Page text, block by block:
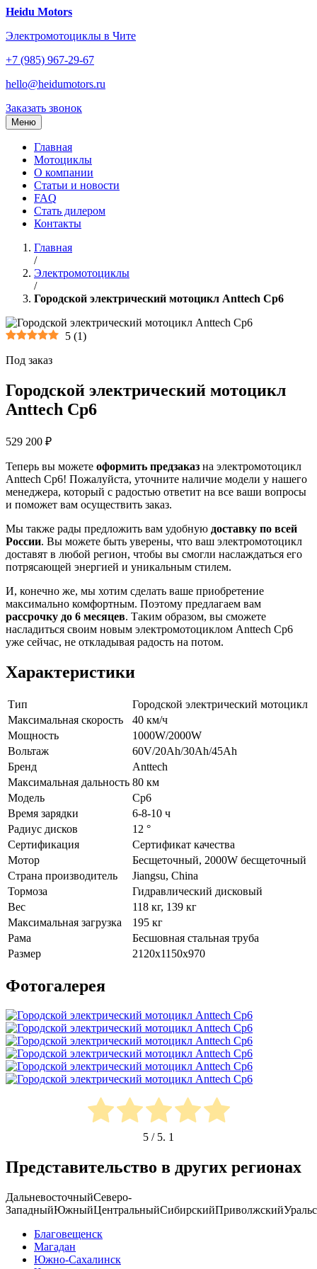
Перейти
содержанию
Heidu Motors
Электромотоциклы в Чите
+7 (985) 967-29-67
hello@heidumotors.ru
Заказать звонок
Меню
Главная
Мотоциклы
О компании
Статьи и новости
FAQ
Стать дилером
Контакты
Главная
/
Электромотоциклы
/
Городской электрический мотоцикл Anttech Cp6
5 (1)
Под заказ
Городской электрический мотоцикл
Anttech Cp6
529 200 ₽
Теперь вы можете оформить предзаказ на электромотоцикл
Anttech Cp6! Пожалуйста, уточните наличие модели у нашего
менеджера, который с радостью ответит на все ваши вопросы
и поможет вам осуществить заказ.
Мы также рады предложить вам удобную доставку по всей
России. Вы можете быть уверены, что ваш электромотоцикл
доставят в любой регион, чтобы вы смогли наслаждаться его
потрясающей энергией и уникальным стилем.
И, конечно же, мы хотим сделать ваше приобретение
максимально комфортным. Поэтому предлагаем вам
рассрочку до 6 месяцев. Таким образом, вы сможете
насладиться своим новым электромотоциклом Anttech Cp6
уже сейчас, не откладывая радость на потом.
Характеристики
Тип
Городской электрический мотоцикл
Максимальная скорость
40 км/ч
Мощность
1000W/2000W
Вольтаж
60V/20Ah/30Ah/45Ah
Бренд
Anttech
Максимальная дальность 80 км
Модель
Cp6
Время зарядки
6-8-10 ч
Радиус дисков
12 °
Сертификация
Сертификат качества
Мотор
Бесщеточный, 2000W бесщеточный
Страна производитель
Jiangsu, China
Тормоза
Гидравлический дисковый
Вес
118 кг, 139 кг
Максимальная загрузка
195 кг
Рама
Бесшовная стальная труба
Размер
2120x1150x970
Фотогалерея
5 / 5. 1
Представительство в других регионах
ДальневосточныйСеверо-
ЗападныйЮжныйЦентральныйСибирскийПриволжский
Благовещенск
Магадан
Южно-Сахалинск